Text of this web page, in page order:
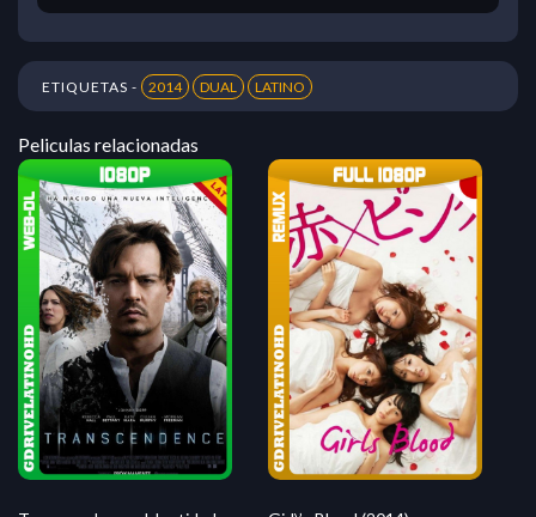
ETIQUETAS - 2014 DUAL LATINO
Peliculas relacionadas